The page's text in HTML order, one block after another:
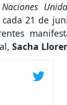
21 de
Sacha